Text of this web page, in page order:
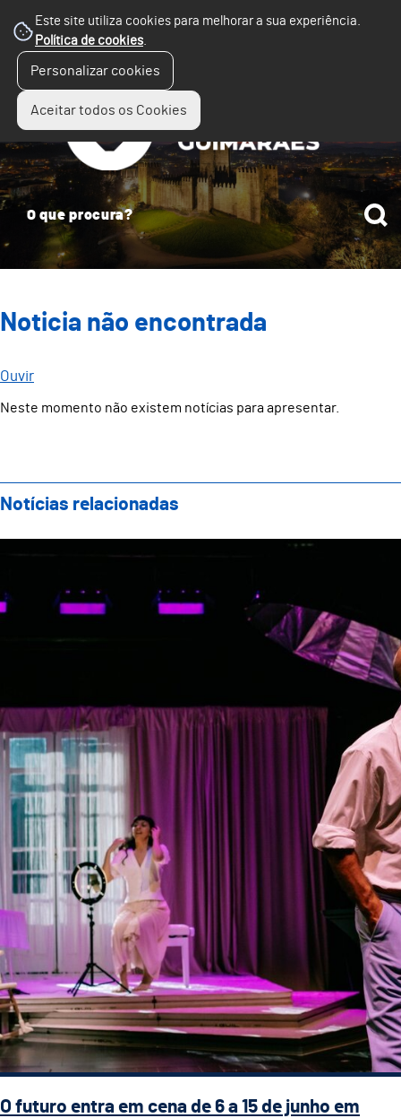
Este site utiliza cookies para melhorar a sua experiência.
Política de cookies.
Personalizar cookies
Aceitar todos os Cookies
Noticia não encontrada
Ouvir
Neste momento não existem notícias para apresentar.
Notícias relacionadas
O futuro entra em cena de 6 a 15 de junho em
O futuro entra em cena de 6 a 15 de junho em